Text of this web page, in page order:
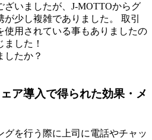
いましたが、J-MOTTOからグ
少し複雑でありました。 取引
使用されている事もありましたの
した！
したか？
ア導入で得られた効果・メ
を行う際に上司に電話やチャッ